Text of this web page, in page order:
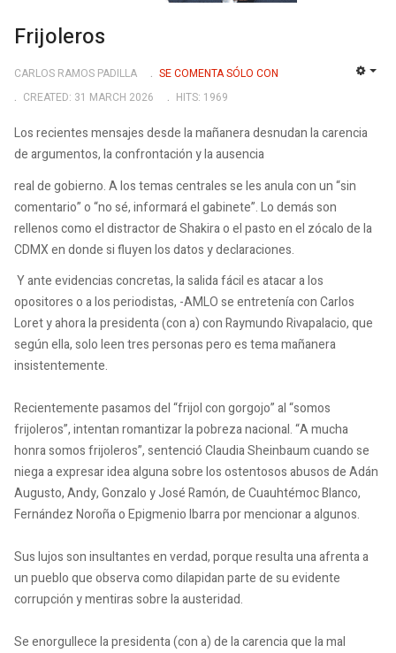
Frijoleros
CARLOS RAMOS PADILLA
SE COMENTA SÓLO CON
CREATED: 31 MARCH 2026
HITS: 1969
Los recientes mensajes desde la mañanera desnudan la carencia
de argumentos, la confrontación y la ausencia
real de gobierno. A los temas centrales se les anula con un “sin
comentario” o “no sé, informará el gabinete”. Lo demás son
rellenos como el distractor de Shakira o el pasto en el zócalo de la
CDMX en donde si fluyen los datos y declaraciones.
Y ante evidencias concretas, la salida fácil es atacar a los
opositores o a los periodistas, -AMLO se entretenía con Carlos
Loret y ahora la presidenta (con a) con Raymundo Rivapalacio, que
según ella, solo leen tres personas pero es tema mañanera
insistentemente.
Recientemente pasamos del “frijol con gorgojo” al “somos
frijoleros”, intentan romantizar la pobreza nacional. “A mucha
honra somos frijoleros”, sentenció Claudia Sheinbaum cuando se
niega a expresar idea alguna sobre los ostentosos abusos de Adán
Augusto, Andy, Gonzalo y José Ramón, de Cuauhtémoc Blanco,
Fernández Noroña o Epigmenio Ibarra por mencionar a algunos.
Sus lujos son insultantes en verdad, porque resulta una afrenta a
un pueblo que observa como dilapidan parte de su evidente
corrupción y mentiras sobre la austeridad.
Se enorgullece la presidenta (con a) de la carencia que la mal